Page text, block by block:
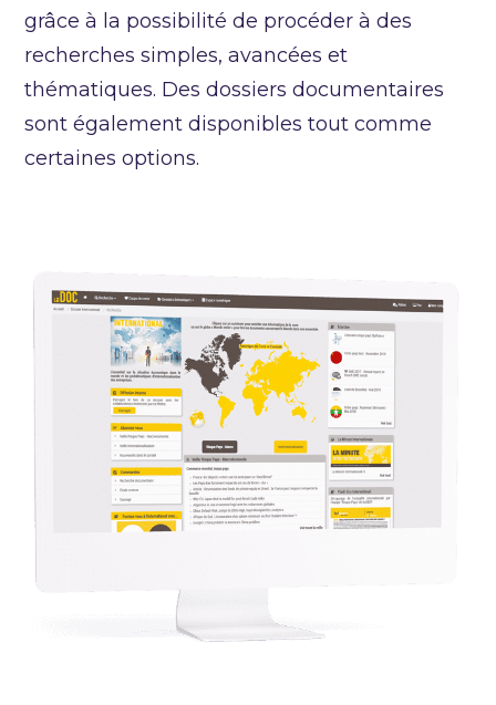
grâce à la possibilité de procéder à des
recherches simples, avancées et
thématiques. Des dossiers documentaires
sont également disponibles tout comme
certaines options.